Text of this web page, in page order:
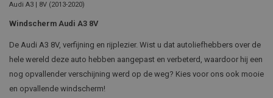
Audi A3 | 8V (2013-2020)
Windscherm Audi A3 8V
De Audi A3 8V, verfijning en rijplezier. Wist u dat autoliefhebbers over de
hele wereld deze auto hebben aangepast en verbeterd, waardoor hij een
nog opvallender verschijning werd op de weg? Kies voor ons ook mooie
en opvallende windscherm!